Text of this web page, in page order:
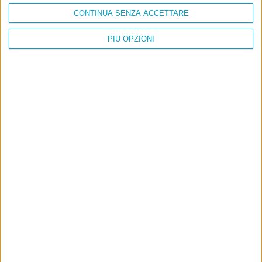
PIÙ OPZIONI
CONTINUA SENZA ACCETTARE